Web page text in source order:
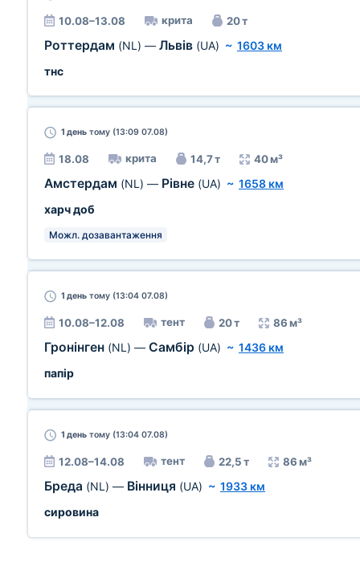
10.08–13.08 крита 20 т
Роттердам (NL) — Львів (UA) ~ 1603 км
тнс
1 день тому (13:09 07.08)
18.08 крита 14,7 т 40 м³
Амстердам (NL) — Рівне (UA) ~ 1658 км
харч доб
Можл. дозавантаження
1 день тому (13:04 07.08)
10.08–12.08 тент 20 т 86 м³
Гронінген (NL) — Самбір (UA) ~ 1436 км
папір
1 день тому (13:04 07.08)
12.08–14.08 тент 22,5 т 86 м³
Бреда (NL) — Вінниця (UA) ~ 1933 км
сировина